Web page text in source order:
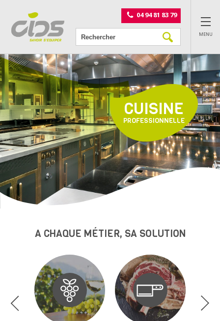
04 94 81 83 79
MENU
CUISINE
PROFESSIONNELLE
A CHAQUE MÉTIER, SA SOLUTION